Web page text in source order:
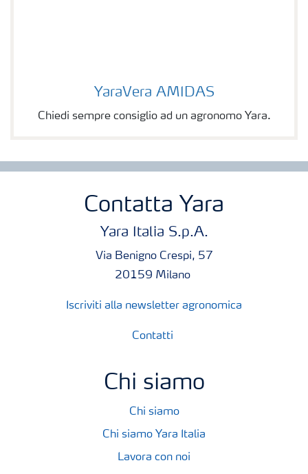
YaraVera AMIDAS
Chiedi sempre consiglio ad un agronomo Yara.
Contatta Yara
Yara Italia S.p.A.
Via Benigno Crespi, 57
20159 Milano
Iscriviti alla newsletter agronomica
Contatti
Chi siamo
Chi siamo
Chi siamo Yara Italia
Lavora con noi